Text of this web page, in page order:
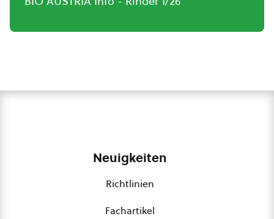
Neuigkeiten
Richtlinien
Fachartikel